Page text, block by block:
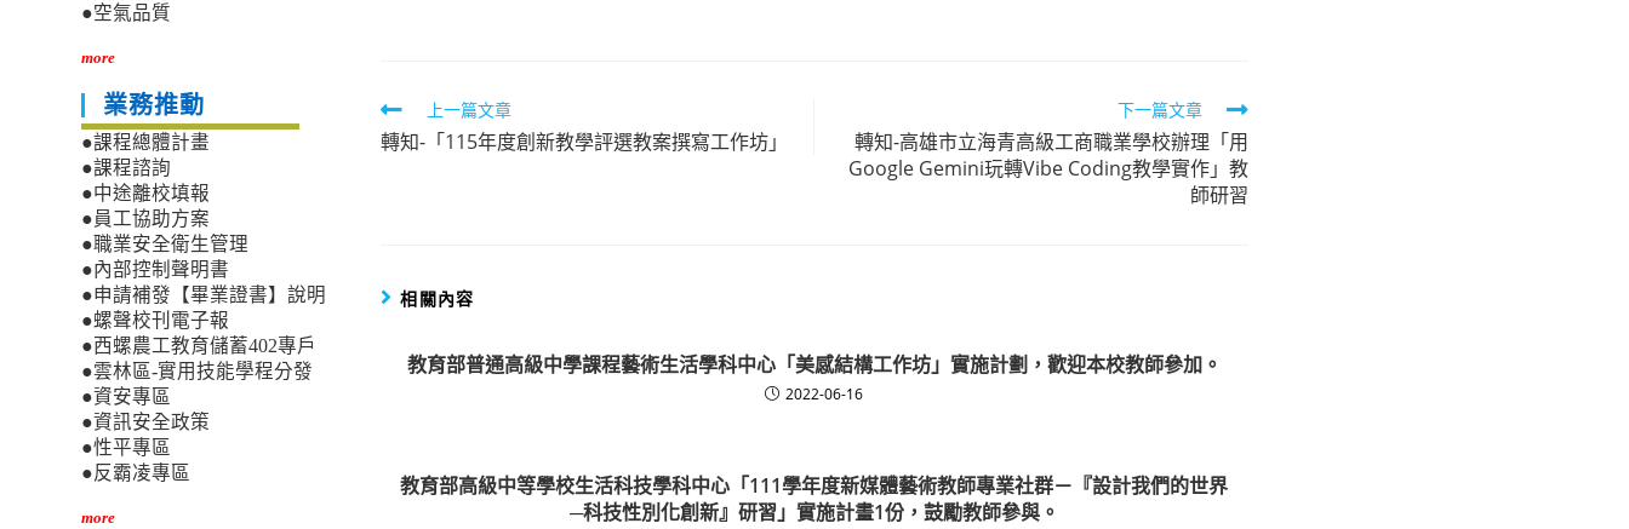
Read
more
上一篇文章
轉知-「115年度創新教學評選教案撰寫工作坊」
下一篇文章
轉知-高雄市立海青高級工商職業學校辦理「用
Google Gemini玩轉Vibe Coding教學實作」教
師研習
相關內容
教育部普通高級中學課程藝術生活學科中心「美感結構工作坊」實施計劃，歡迎本校教師參加。
2022-06-16
教育部高級中等學校生活科技學科中心「111學年度新媒體藝術教師專業社群－『設計我們的世界
─科技性別化創新』研習」實施計畫1份，鼓勵教師參與。
●空氣品質
more
業務推動
●課程總體計畫
●課程諮詢
●中途離校填報
●員工協助方案
●職業安全衛生管理
●內部控制聲明書
●申請補發【畢業證書】說明
●螺聲校刊電子報
●西螺農工教育儲蓄402專戶
●雲林區-實用技能學程分發
●資安專區
●資訊安全政策
●性平專區
●反霸凌專區
more